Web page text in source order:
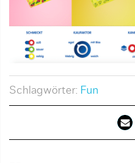
Schlagwörter: Fun